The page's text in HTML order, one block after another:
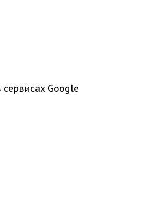
сервисах Google